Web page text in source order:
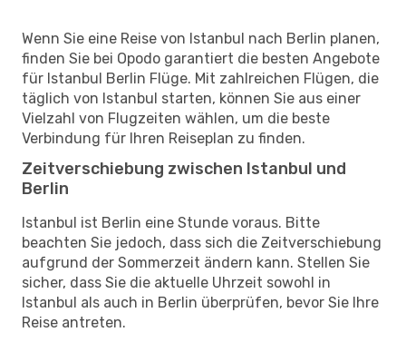
Wenn Sie eine Reise von Istanbul nach Berlin planen,
finden Sie bei Opodo garantiert die besten Angebote
für Istanbul Berlin Flüge. Mit zahlreichen Flügen, die
täglich von Istanbul starten, können Sie aus einer
Vielzahl von Flugzeiten wählen, um die beste
Verbindung für Ihren Reiseplan zu finden.
Zeitverschiebung zwischen Istanbul und
Berlin
Istanbul ist Berlin eine Stunde voraus. Bitte
beachten Sie jedoch, dass sich die Zeitverschiebung
aufgrund der Sommerzeit ändern kann. Stellen Sie
sicher, dass Sie die aktuelle Uhrzeit sowohl in
Istanbul als auch in Berlin überprüfen, bevor Sie Ihre
Reise antreten.